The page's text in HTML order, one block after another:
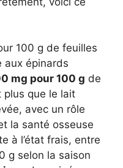
100 g de feuilles
aux épinards
mg pour 100 g de
plus que le lait
avec un rôle
la santé osseuse
à l’état frais, entre
g selon la saison